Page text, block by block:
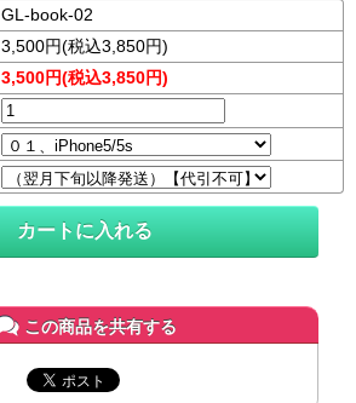
GL-book-02
3,500円(税込3,850円)
3,500円(税込3,850円)
この商品を共有する